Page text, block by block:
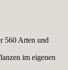
560 Arten und
im eigenen